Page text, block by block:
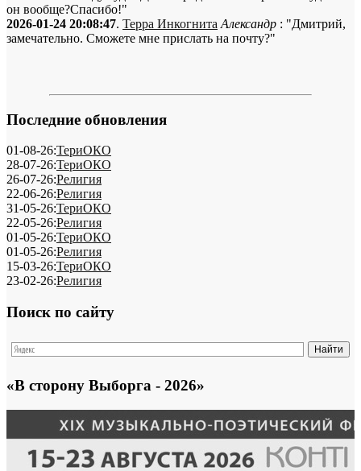
он вообще?Спасибо!"
2026-01-24 20:08:47. Терра Инкогнита Александр : "Дмитрий,
замечательно. Сможете мне прислать на почту?"
Последние обновления
01-08-26:ТериОКО
28-07-26:ТериОКО
26-07-26:Религия
22-06-26:Религия
31-05-26:ТериОКО
22-05-26:Религия
01-05-26:ТериОКО
01-05-26:Религия
15-03-26:ТериОКО
23-02-26:Религия
Поиск по сайту
«В сторону Выборга - 2026»